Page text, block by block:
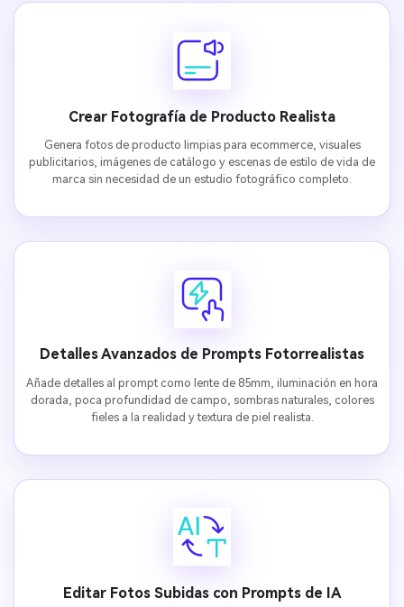
Crear Fotografía de Producto Realista
Genera fotos de producto limpias para ecommerce, visuales
publicitarios, imágenes de catálogo y escenas de estilo de vida de
marca sin necesidad de un estudio fotográfico completo.
Detalles Avanzados de Prompts Fotorrealistas
Añade detalles al prompt como lente de 85mm, iluminación en hora
dorada, poca profundidad de campo, sombras naturales, colores
fieles a la realidad y textura de piel realista.
Editar Fotos Subidas con Prompts de IA